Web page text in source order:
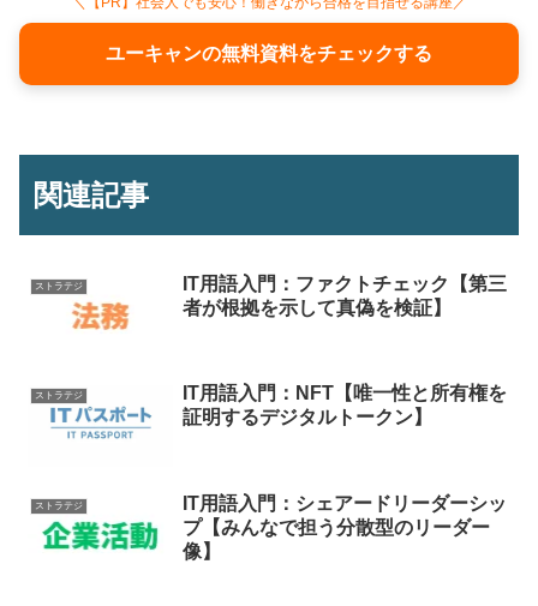
ユーキャンの無料資料をチェックする
関連記事
ストラテジ
IT用語入門：ファクトチェック【第三
者が根拠を示して真偽を検証】
ストラテジ
IT用語入門：NFT【唯一性と所有権を
証明するデジタルトークン】
ストラテジ
IT用語入門：シェアードリーダーシッ
プ【みんなで担う分散型のリーダー
像】